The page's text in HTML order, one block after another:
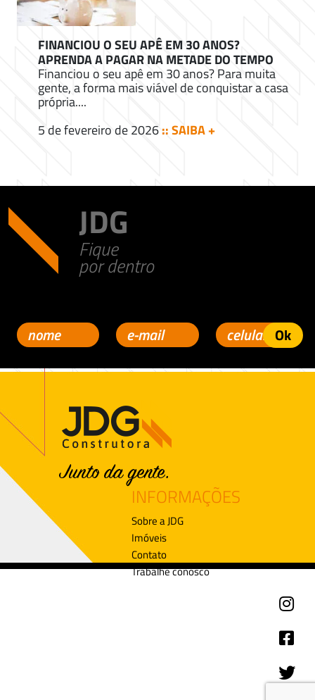
FINANCIOU O SEU APÊ EM 30 ANOS?
APRENDA A PAGAR NA METADE DO TEMPO
Financiou o seu apê em 30 anos? Para muita
gente, a forma mais viável de conquistar a casa
própria....
5 de fevereiro de 2026:: SAIBA +
JDG
Fique
por dentro
INFORMAÇÕES
Sobre a JDG
Imóveis
Contato
Trabalhe conosco